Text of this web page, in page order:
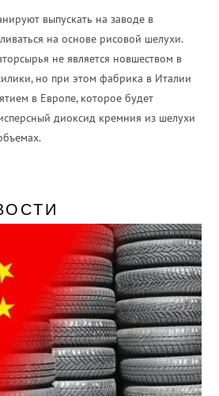
выпускать на заводе в
на основе рисовой шелухи.
не является новшеством в
но при этом фабрика в Италии
в Европе, которое будет
диоксид кремния из шелухи